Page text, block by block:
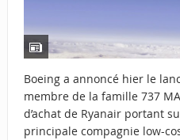
Boeing a annoncé hier le
membre de la famille 737
d’achat de Ryanair portant
principale compagnie low-